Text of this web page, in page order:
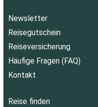
Newsletter
Reisegutschein
Reiseversicherung
Häufige Fragen (FAQ)
Kontakt
Reise finden